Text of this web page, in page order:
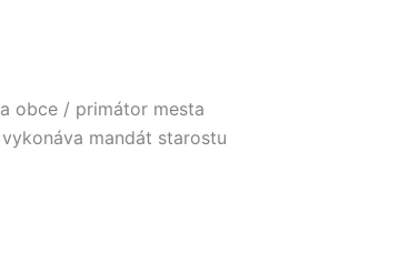
obce / primátor mesta
vykonáva mandát starostu